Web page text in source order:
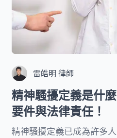
雷皓明 律師
精神騷擾定義是什
要件與法律責任！
精神騷擾定義已成為許多